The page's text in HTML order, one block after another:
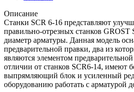
Описание
Станки SCR 6-16 представляют
правильно-отрезных станков
диаметр арматуры. Данная модель
предварительной правки, два из
являются элементом
отличии от станков SCR6-14, имеют
выпрямляющий блок и усиленный
оборудованию работать с арматурой